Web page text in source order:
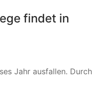
findet in
Jahr ausfallen. Durch